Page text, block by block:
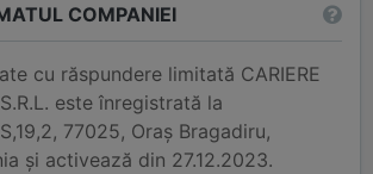
COMPANIEI
cu răspundere limitată CARIERE
este înregistrată la
77025, Oraş Bragadiru,
și activează din 27.12.2023.